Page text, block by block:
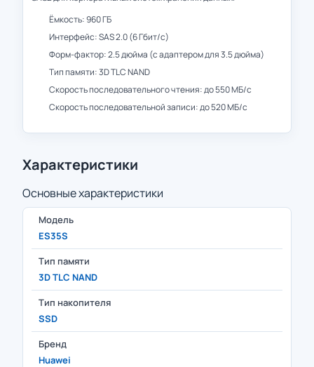
Ёмкость: 960 ГБ
Интерфейс: SAS 2.0 (6 Гбит/с)
Форм-фактор: 2.5 дюйма (с адаптером для 3.5 дюйма)
Тип памяти: 3D TLC NAND
Скорость последовательного чтения: до 550 МБ/с
Скорость последовательной записи: до 520 МБ/с
Характеристики
Основные характеристики
Модель
ES35S
Тип памяти
3D TLC NAND
Тип накопителя
SSD
Бренд
Huawei